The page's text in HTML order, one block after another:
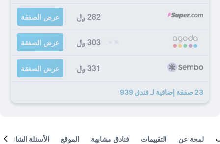
282 ﷼ عرض الصفقة
303 ﷼ عرض الصفقة
331 ﷼ عرض الصفقة
23 صفقة إضافية لـ فندق 939
لمحة عن التقييمات فنادق مشابهة الموقع الأسئلة الشائعة